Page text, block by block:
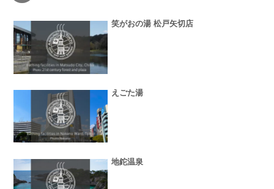
笑がおの湯 松戸矢切店
えごた湯
地鉈温泉